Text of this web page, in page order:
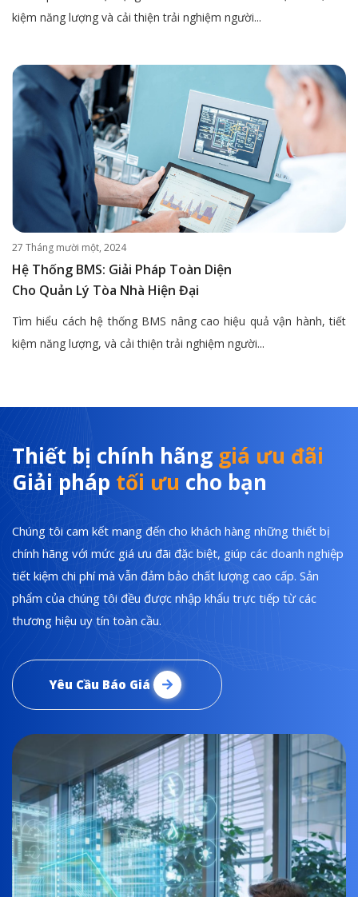
kiệm năng lượng và cải thiện trải nghiệm người...
27 Tháng mười một, 2024
Hệ Thống BMS: Giải Pháp Toàn Diện
Cho Quản Lý Tòa Nhà Hiện Đại
Tìm hiểu cách hệ thống BMS nâng cao hiệu quả vận hành, tiết
kiệm năng lượng, và cải thiện trải nghiệm người...
Thiết bị chính hãng giá ưu đãi
Giải pháp tối ưu cho bạn
Chúng tôi cam kết mang đến cho khách hàng những thiết bị
chính hãng với mức giá ưu đãi đặc biệt, giúp các doanh nghiệp
tiết kiệm chi phí mà vẫn đảm bảo chất lượng cao cấp. Sản
phẩm của chúng tôi đều được nhập khẩu trực tiếp từ các
thương hiệu uy tín toàn cầu.
Yêu Cầu Báo Giá